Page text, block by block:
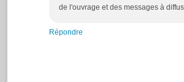
de l'ouvrage et des messages à
Répondre